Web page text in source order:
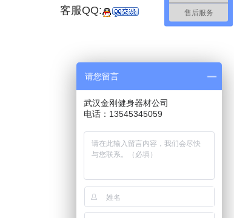
客服QQ: 售后服务
请您留言
武汉金刚健身器材公司
电话：13545345059